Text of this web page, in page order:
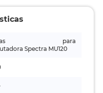
para
Spectra MU120